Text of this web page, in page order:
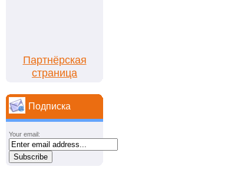
Партнёрская
страница
Подписка
Your email: